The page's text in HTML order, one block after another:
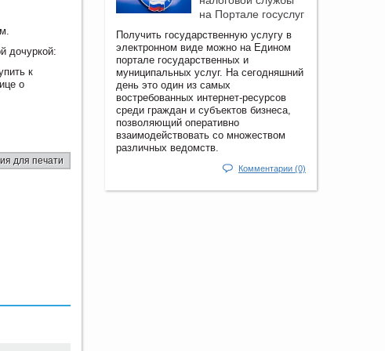
дочуркой:
к
о
для печати
на Портале госyслуг
Получить государственную услугу в
электронном виде можно на Едином
портале государственных и
муниципальных услуг. На сегодняшний
день это один из самых
востребованных интернет-ресурсов
среди граждан и субъектов бизнеса,
позволяющий оперативно
взаимодействовать со множеством
различных ведомств.
Комментарии (0)